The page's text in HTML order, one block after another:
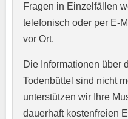
Kurzprofil der
Fragen in Einzelfällen
telefonisch oder per E-
vor Ort.
Die Informationen über
Todenbüttel sind nicht
unterstützen wir Ihre
dauerhaft kostenfreien